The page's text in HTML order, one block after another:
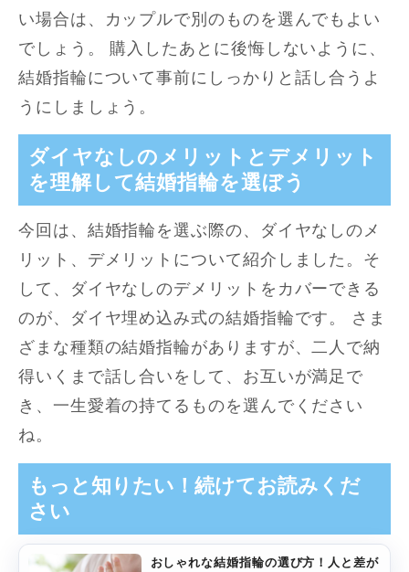
い場合は、カップルで別のものを選んでもよい
でしょう。 購入したあとに後悔しないように、
結婚指輪について事前にしっかりと話し合うよ
うにしましょう。
ダイヤなしのメリットとデメリット
を理解して結婚指輪を選ぼう
今回は、結婚指輪を選ぶ際の、ダイヤなしのメ
リット、デメリットについて紹介しました。そ
して、ダイヤなしのデメリットをカバーできる
のが、ダイヤ埋め込み式の結婚指輪です。 さま
ざまな種類の結婚指輪がありますが、二人で納
得いくまで話し合いをして、お互いが満足で
き、一生愛着の持てるものを選んでください
ね。
もっと知りたい！続けてお読みくだ
さい
おしゃれな結婚指輪の選び方！人と差が